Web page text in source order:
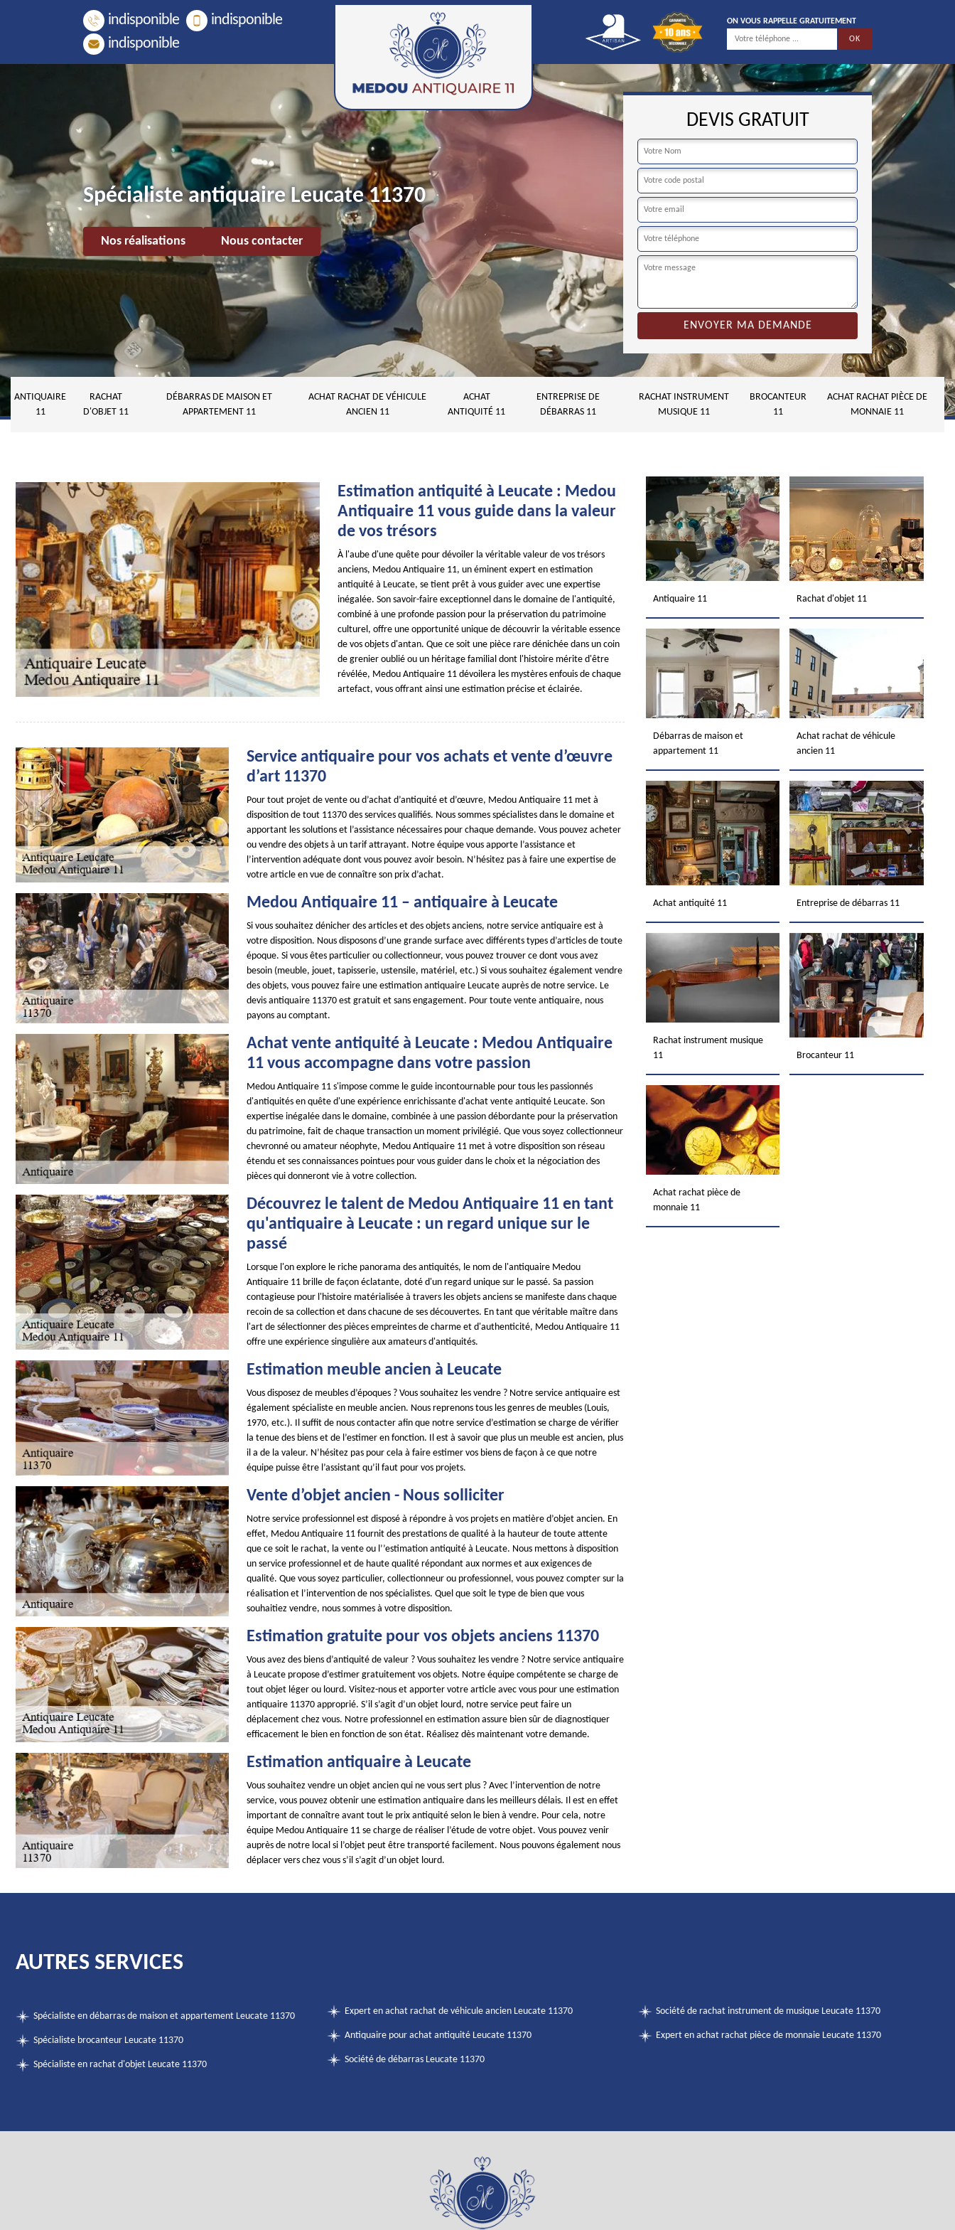
indisponible
indisponible
indisponible
ON VOUS RAPPELLE GRATUITEMENT
Spécialiste antiquaire Leucate 11370
Nos réalisations Nous contacter
DEVIS GRATUIT
ANTIQUAIRE
11
RACHAT
D'OBJET 11
DÉBARRAS DE MAISON ET
APPARTEMENT 11
ACHAT RACHAT DE VÉHICULE
ANCIEN 11
ACHAT
ANTIQUITÉ 11
ENTREPRISE DE
DÉBARRAS 11
RACHAT INSTRUMENT
MUSIQUE 11
BROCANTEUR
11
ACHAT RACHAT PIÈCE DE
MONNAIE 11
Estimation antiquité à Leucate : Medou
Antiquaire 11 vous guide dans la valeur
de vos trésors
À l'aube d'une quête pour dévoiler la véritable valeur de vos trésors
anciens, Medou Antiquaire 11, un éminent expert en estimation
antiquité à Leucate, se tient prêt à vous guider avec une expertise
inégalée. Son savoir-faire exceptionnel dans le domaine de l'antiquité,
combiné à une profonde passion pour la préservation du patrimoine
culturel, offre une opportunité unique de découvrir la véritable essence
de vos objets d'antan. Que ce soit une pièce rare dénichée dans un coin
de grenier oublié ou un héritage familial dont l'histoire mérite d'être
révélée, Medou Antiquaire 11 dévoilera les mystères enfouis de chaque
artefact, vous offrant ainsi une estimation précise et éclairée.
Service antiquaire pour vos achats et vente d’œuvre
d’art 11370
Pour tout projet de vente ou d’achat d’antiquité et d’œuvre, Medou Antiquaire 11 met à
disposition de tout 11370 des services qualifiés. Nous sommes spécialistes dans le domaine et
apportant les solutions et l’assistance nécessaires pour chaque demande. Vous pouvez acheter
ou vendre des objets à un tarif attrayant. Notre équipe vous apporte l’assistance et
l’intervention adéquate dont vous pouvez avoir besoin. N’hésitez pas à faire une expertise de
votre article en vue de connaître son prix d’achat.
Medou Antiquaire 11 – antiquaire à Leucate
Si vous souhaitez dénicher des articles et des objets anciens, notre service antiquaire est à
votre disposition. Nous disposons d’une grande surface avec différents types d’articles de toute
époque. Si vous êtes particulier ou collectionneur, vous pouvez trouver ce dont vous avez
besoin (meuble, jouet, tapisserie, ustensile, matériel, etc.) Si vous souhaitez également vendre
des objets, vous pouvez faire une estimation antiquaire Leucate auprès de notre service. Le
devis antiquaire 11370 est gratuit et sans engagement. Pour toute vente antiquaire, nous
payons au comptant.
Achat vente antiquité à Leucate : Medou Antiquaire
11 vous accompagne dans votre passion
Medou Antiquaire 11 s'impose comme le guide incontournable pour tous les passionnés
d'antiquités en quête d'une expérience enrichissante d'achat vente antiquité Leucate. Son
expertise inégalée dans le domaine, combinée à une passion débordante pour la préservation
du patrimoine, fait de chaque transaction un moment privilégié. Que vous soyez collectionneur
chevronné ou amateur néophyte, Medou Antiquaire 11 met à votre disposition son réseau
étendu et ses connaissances pointues pour vous guider dans le choix et la négociation des
pièces qui donneront vie à votre collection.
Découvrez le talent de Medou Antiquaire 11 en tant
qu'antiquaire à Leucate : un regard unique sur le
passé
Lorsque l'on explore le riche panorama des antiquités, le nom de l'antiquaire Medou
Antiquaire 11 brille de façon éclatante, doté d'un regard unique sur le passé. Sa passion
contagieuse pour l'histoire matérialisée à travers les objets anciens se manifeste dans chaque
recoin de sa collection et dans chacune de ses découvertes. En tant que véritable maître dans
l'art de sélectionner des pièces empreintes de charme et d'authenticité, Medou Antiquaire 11
offre une expérience singulière aux amateurs d'antiquités.
Estimation meuble ancien à Leucate
Vous disposez de meubles d’époques ? Vous souhaitez les vendre ? Notre service antiquaire est
également spécialiste en meuble ancien. Nous reprenons tous les genres de meubles (Louis,
1970, etc.). Il suffit de nous contacter afin que notre service d’estimation se charge de vérifier
la tenue des biens et de l’estimer en fonction. Il est à savoir que plus un meuble est ancien, plus
il a de la valeur. N’hésitez pas pour cela à faire estimer vos biens de façon à ce que notre
équipe puisse être l’assistant qu’il faut pour vos projets.
Vente d’objet ancien - Nous solliciter
Notre service professionnel est disposé à répondre à vos projets en matière d’objet ancien. En
effet, Medou Antiquaire 11 fournit des prestations de qualité à la hauteur de toute attente
que ce soit le rachat, la vente ou l’’estimation antiquité à Leucate. Nous mettons à disposition
un service professionnel et de haute qualité répondant aux normes et aux exigences de
qualité. Que vous soyez particulier, collectionneur ou professionnel, vous pouvez compter sur la
réalisation et l’intervention de nos spécialistes. Quel que soit le type de bien que vous
souhaitiez vendre, nous sommes à votre disposition.
Estimation gratuite pour vos objets anciens 11370
Vous avez des biens d’antiquité de valeur ? Vous souhaitez les vendre ? Notre service antiquaire
à Leucate propose d’estimer gratuitement vos objets. Notre équipe compétente se charge de
tout objet léger ou lourd. Visitez-nous et apporter votre article avec vous pour une estimation
antiquaire 11370 approprié. S’il s’agit d’un objet lourd, notre service peut faire un
déplacement chez vous. Notre professionnel en estimation assure bien sûr de diagnostiquer
efficacement le bien en fonction de son état. Réalisez dès maintenant votre demande.
Estimation antiquaire à Leucate
Vous souhaitez vendre un objet ancien qui ne vous sert plus ? Avec l’intervention de notre
service, vous pouvez obtenir une estimation antiquaire dans les meilleurs délais. Il est en effet
important de connaître avant tout le prix antiquité selon le bien à vendre. Pour cela, notre
équipe Medou Antiquaire 11 se charge de réaliser l’étude de votre objet. Vous pouvez venir
auprès de notre local si l’objet peut être transporté facilement. Nous pouvons également nous
déplacer vers chez vous s’il s’agit d’un objet lourd.
Antiquaire 11 Rachat d'objet 11
Débarras de maison et
appartement 11
Achat rachat de véhicule
ancien 11
Achat antiquité 11 Entreprise de débarras 11
Rachat instrument musique
11
Brocanteur 11
Achat rachat pièce de
monnaie 11
AUTRES SERVICES
Spécialiste en débarras de maison et appartement Leucate 11370
Spécialiste brocanteur Leucate 11370
Spécialiste en rachat d'objet Leucate 11370
Expert en achat rachat de véhicule ancien Leucate 11370
Antiquaire pour achat antiquité Leucate 11370
Société de débarras Leucate 11370
Société de rachat instrument de musique Leucate 11370
Expert en achat rachat pièce de monnaie Leucate 11370